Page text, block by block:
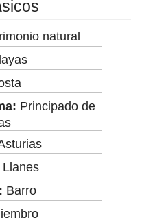
natural
Principado de
Llanes
Barro